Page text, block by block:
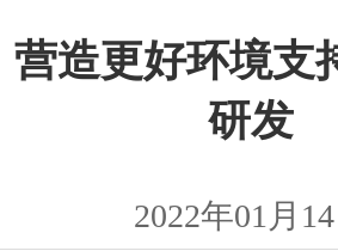
营造更好环境支
研发
2022年01月